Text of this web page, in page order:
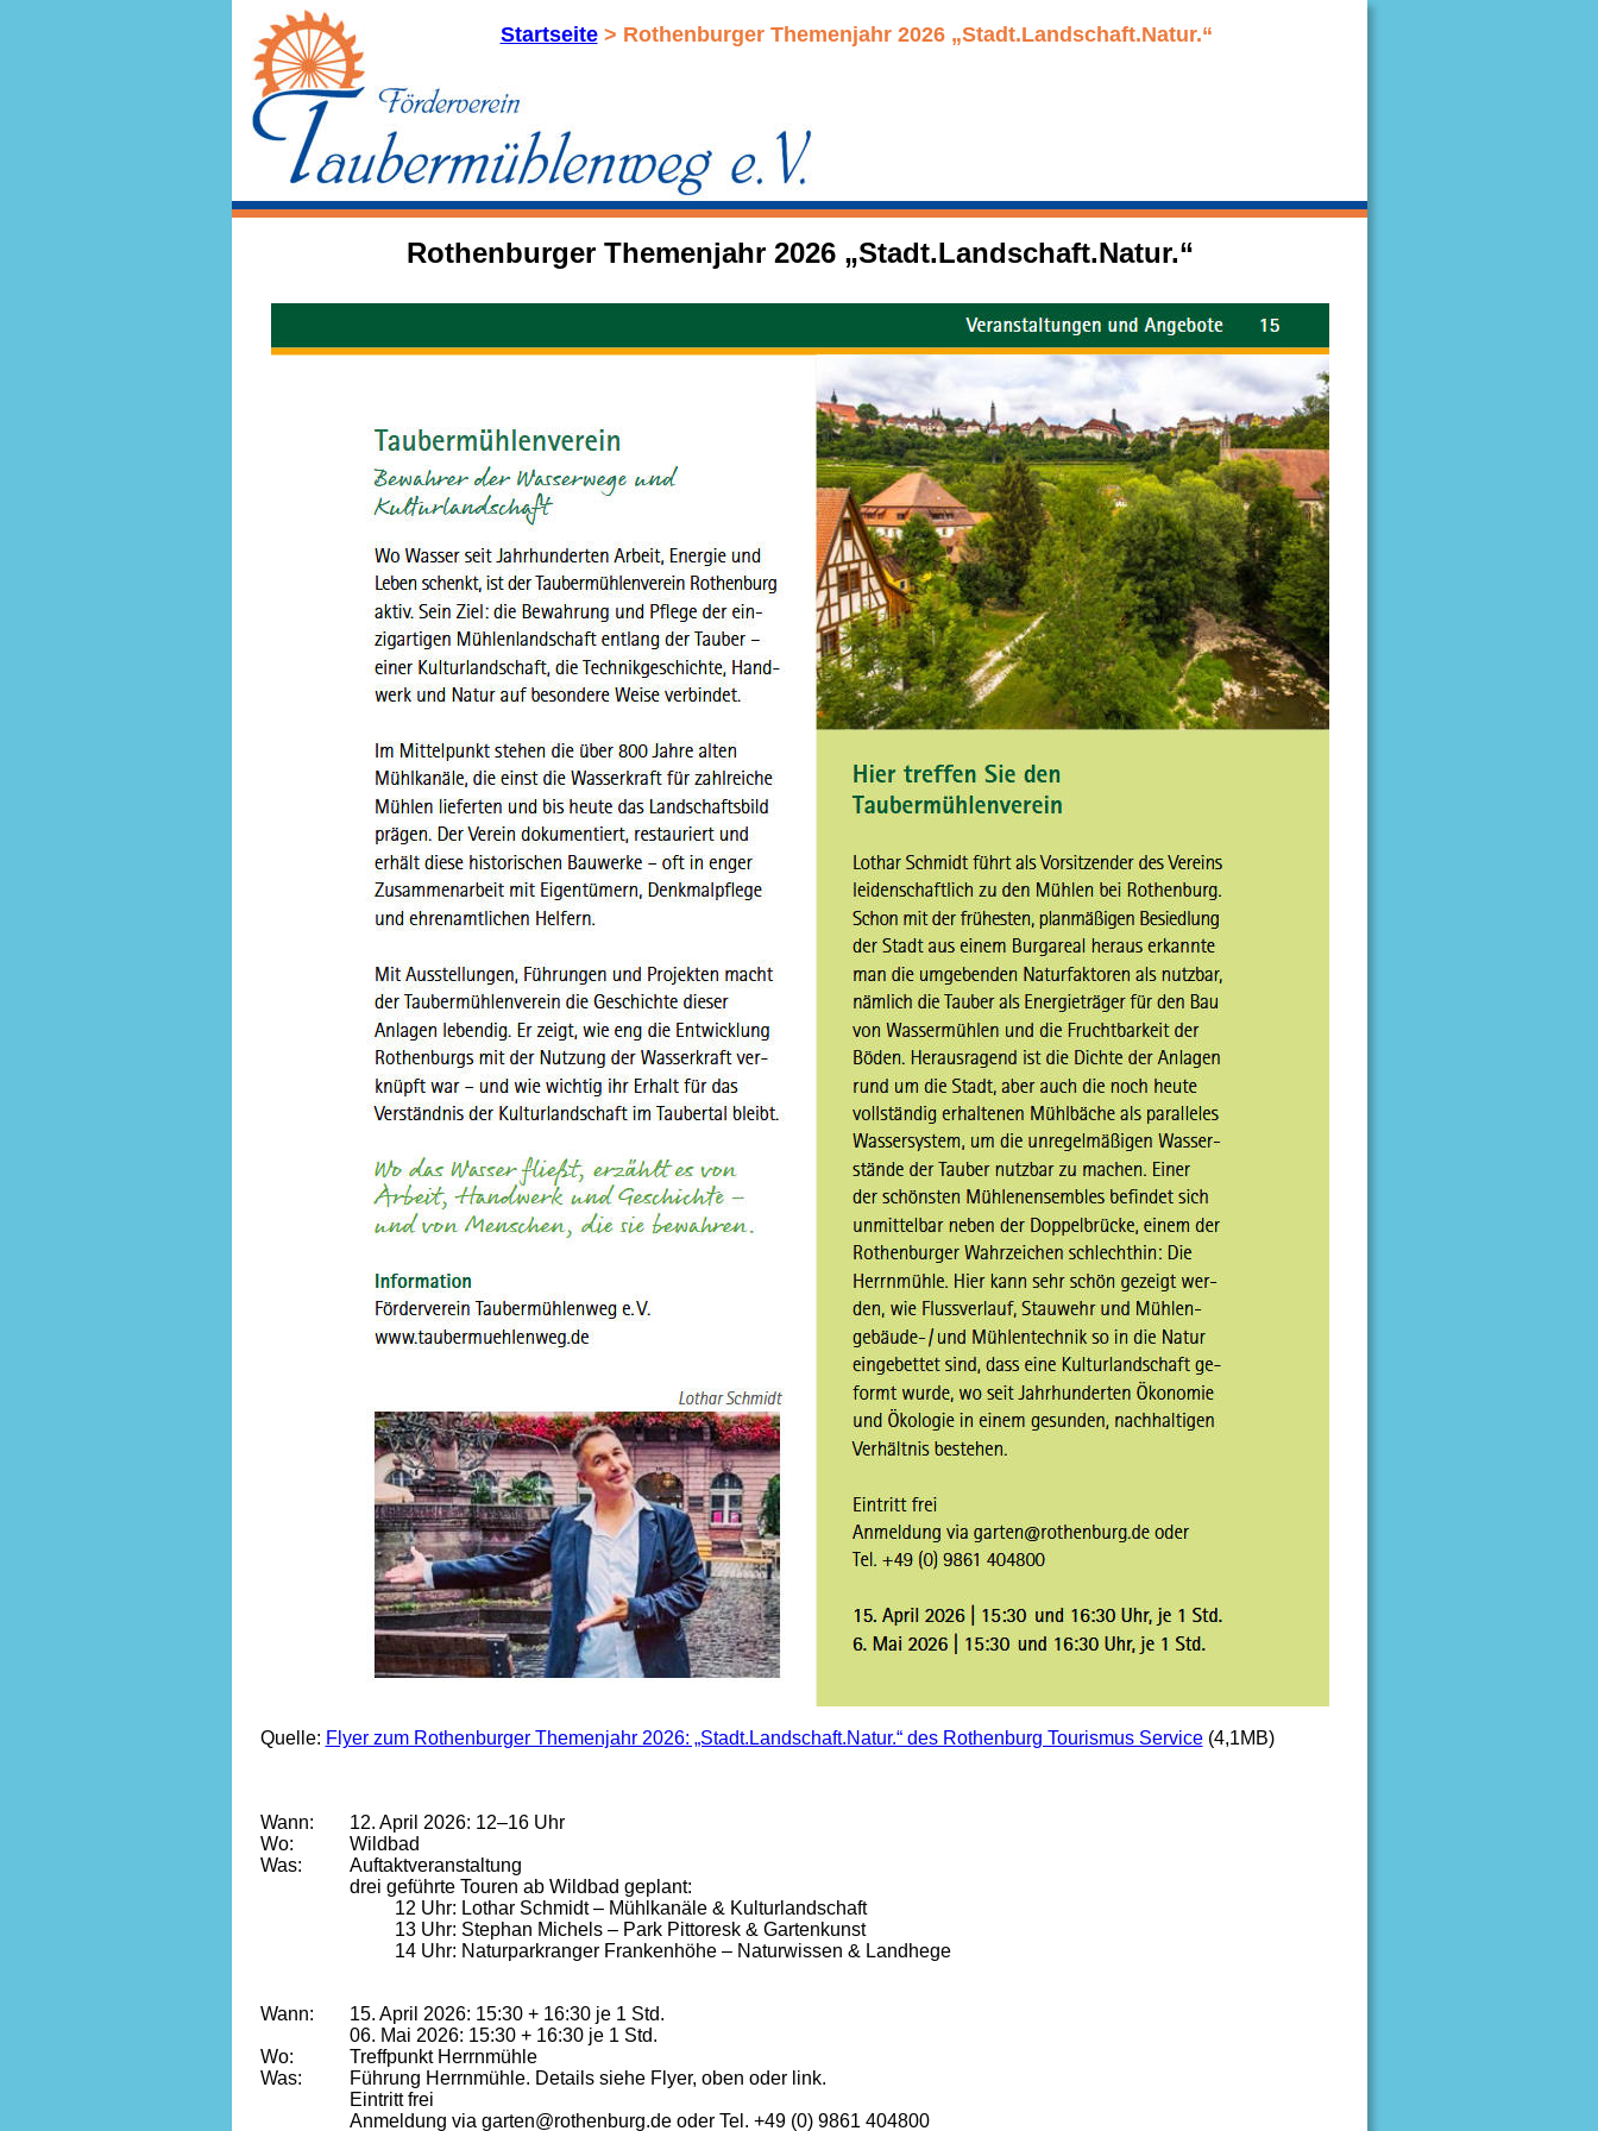
Rothenburger Themenjahr 2026 „Stadt.Landschaft.Natur.“
Quelle: Flyer zum Rothenburger Themenjahr 2026: „Stadt.Landschaft.Natur.“ des Rothenburg Tourismus Service (4,1MB)
Wann:
12. April 2026: 12–16 Uhr
Wo:
Wildbad
Was:
Auftaktveranstaltung
drei geführte Touren ab Wildbad geplant:
12 Uhr: Lothar Schmidt – Mühlkanäle & Kulturlandschaft
13 Uhr: Stephan Michels – Park Pittoresk & Gartenkunst
14 Uhr: Naturparkranger Frankenhöhe – Naturwissen & Landhege
Wann:
15. April 2026: 15:30 + 16:30 je 1 Std.
06. Mai 2026: 15:30 + 16:30 je 1 Std.
Wo:
Treffpunkt Herrnmühle
Was:
Führung Herrnmühle. Details siehe Flyer, oben oder link.
Eintritt frei
Anmeldung via garten@rothenburg.de oder Tel. +49 (0) 9861 404800
Startseite > Rothenburger Themenjahr 2026 „Stadt.Landschaft.Natur.“